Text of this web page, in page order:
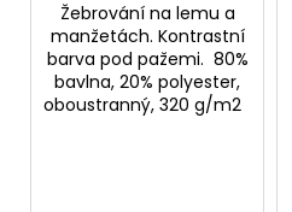
Žebrování na lemu a
manžetách. Kontrastní
barva pod pažemi. 80%
bavlna, 20% polyester,
oboustranný, 320 g/m2